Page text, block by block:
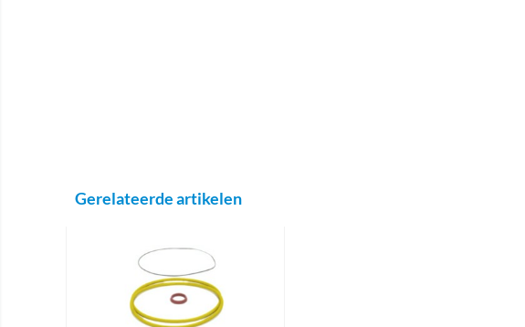
Gerelateerde artikelen